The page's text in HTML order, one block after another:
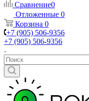
Сравнение0
Отложенные 0
Корзина 0
+7 (905) 506-9356
+7 (905) 506-9356